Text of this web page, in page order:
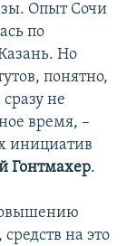
Опыт Сочи
по
Но
понятно,
не
время, –
инициатив
Гонтмахер.
на это